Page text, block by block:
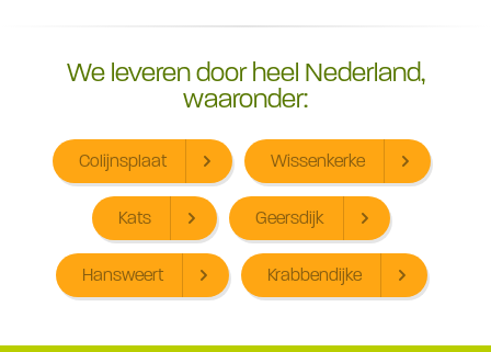
We leveren door heel Nederland,
waaronder:
Colijnsplaat Wissenkerke
Kats Geersdijk
Hansweert Krabbendijke